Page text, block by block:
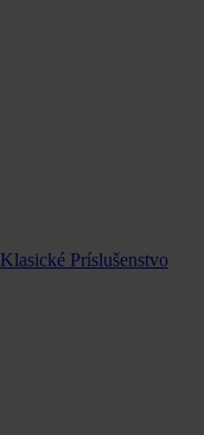
Klasické Príslušenstvo